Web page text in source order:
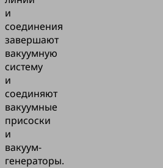
и
соединения
завершают
вакуумную
систему
и
соединяют
вакуумные
присоски
и
вакуум-
генераторы.